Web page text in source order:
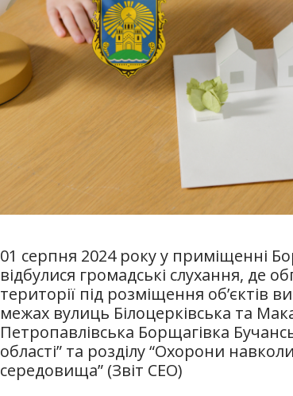
01 серпня 2024 року у приміщенні
відбулися громадські слухання, де
території під розміщення об’єктів
межах вулиць Білоцерківська та
Петропавлівська Борщагівка
області” та розділу “Охорони
середовища” (Звіт СЕО)